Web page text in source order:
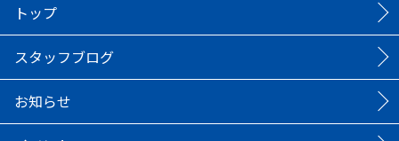
トップ
スタッフブログ
お知らせ